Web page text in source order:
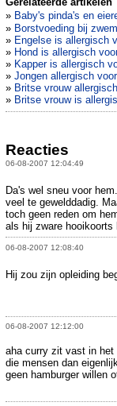
» Baby's pinda's en
» Borstvoeding bij
» Engelse is allergisch
» Hond is allergisch
» Kapper is allergisch
» Jongen allergisch
» Britse vrouw
» Britse vrouw is
Reacties
06-08-2007 12:04:49
Da's wel sneu voor hem.
veel te gewelddadig.
toch geen reden om
als hij zware hooikoorts
06-08-2007 12:08:40
Hij zou zijn opleiding
06-08-2007 12:12:00
aha curry zit vast in het
die mensen dan
geen hamburger willen